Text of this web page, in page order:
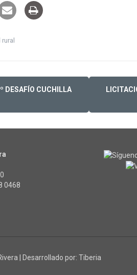
DESAFÍO CUCHILLA
0468
Desarrollado por: Tiberia